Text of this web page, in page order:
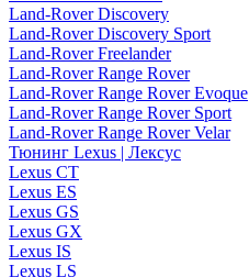
Land-Rover Discovery
Land-Rover Discovery Sport
Land-Rover Freelander
Land-Rover Range Rover
Land-Rover Range Rover Evoque
Land-Rover Range Rover Sport
Land-Rover Range Rover Velar
Тюнинг Lexus | Лексус
Lexus CT
Lexus ES
Lexus GS
Lexus GX
Lexus IS
Lexus LS